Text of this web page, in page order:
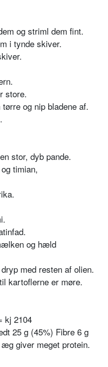
og striml dem fint.
i tynde skiver.
store.
og nip bladene af.
stor, dyb pande.
timian,
og hæld
med resten af olien.
kartoflerne er møre.
kj 2104
25 g (45%) Fibre 6 g
giver meget protein.